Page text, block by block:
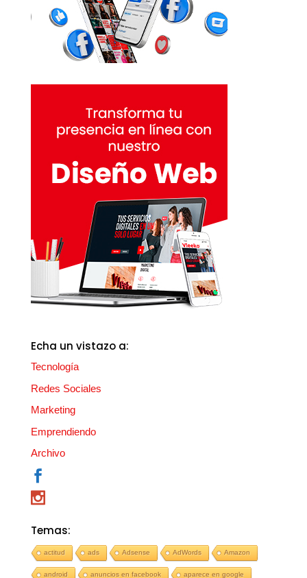
Echa un vistazo a:
Tecnología
Redes Sociales
Marketing
Emprendiendo
Archivo
Temas:
actitud ads Adsense AdWords Amazon
android anuncios en facebook aparece en google